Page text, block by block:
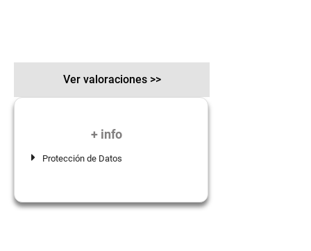
Ver valoraciones >>
+ info
Protección de Datos